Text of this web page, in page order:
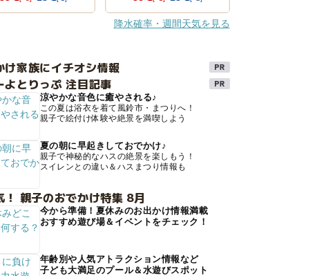
降水確率・週間天気を見る
け家族にイチオシ情報
よとりっぷ 注目記事
涼やかな音色に癒やされる♪
この夏は浴衣を着て風鈴市・まつりへ！
親子で絵付け体験や絶景を満喫しよう
夏の朝に早起きしておでかけ♪
親子で神秘的なハスの絶景を楽しもう！
スイレンとの違い＆ハスまつり情報も
！ 親子のおでかけ特集 8月
今から準備！夏休みのお出かけ情報満載
おすすめ遊び場＆イベントをチェック！
年齢別や人気アトラクション情報など
子ども大満足のプール＆水遊びスポット